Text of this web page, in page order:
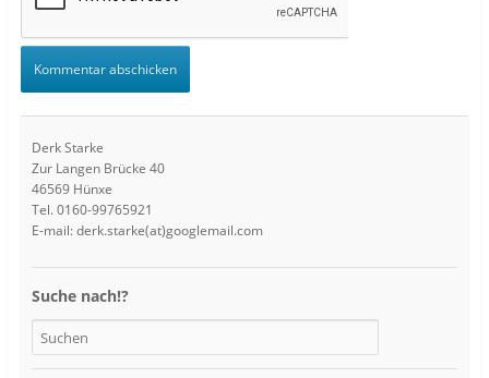
Derk Starke
Zur Langen Brücke 40
46569 Hünxe
Tel. 0160-99765921
E-mail: derk.starke(at)googlemail.com
Suche nach!?